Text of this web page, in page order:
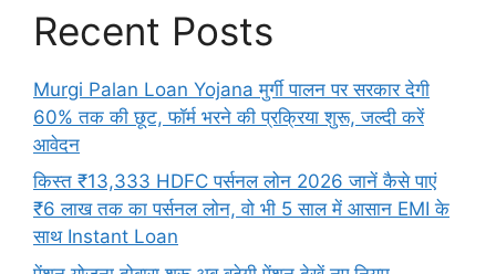
Recent Posts
Murgi Palan Loan Yojana मुर्गी पालन पर सरकार देगी
60% तक की छूट, फॉर्म भरने की प्रक्रिया शुरू, जल्दी करें
आवेदन
किस्त ₹13,333 HDFC पर्सनल लोन 2026 जानें कैसे पाएं
₹6 लाख तक का पर्सनल लोन, वो भी 5 साल में आसान EMI के
साथ Instant Loan